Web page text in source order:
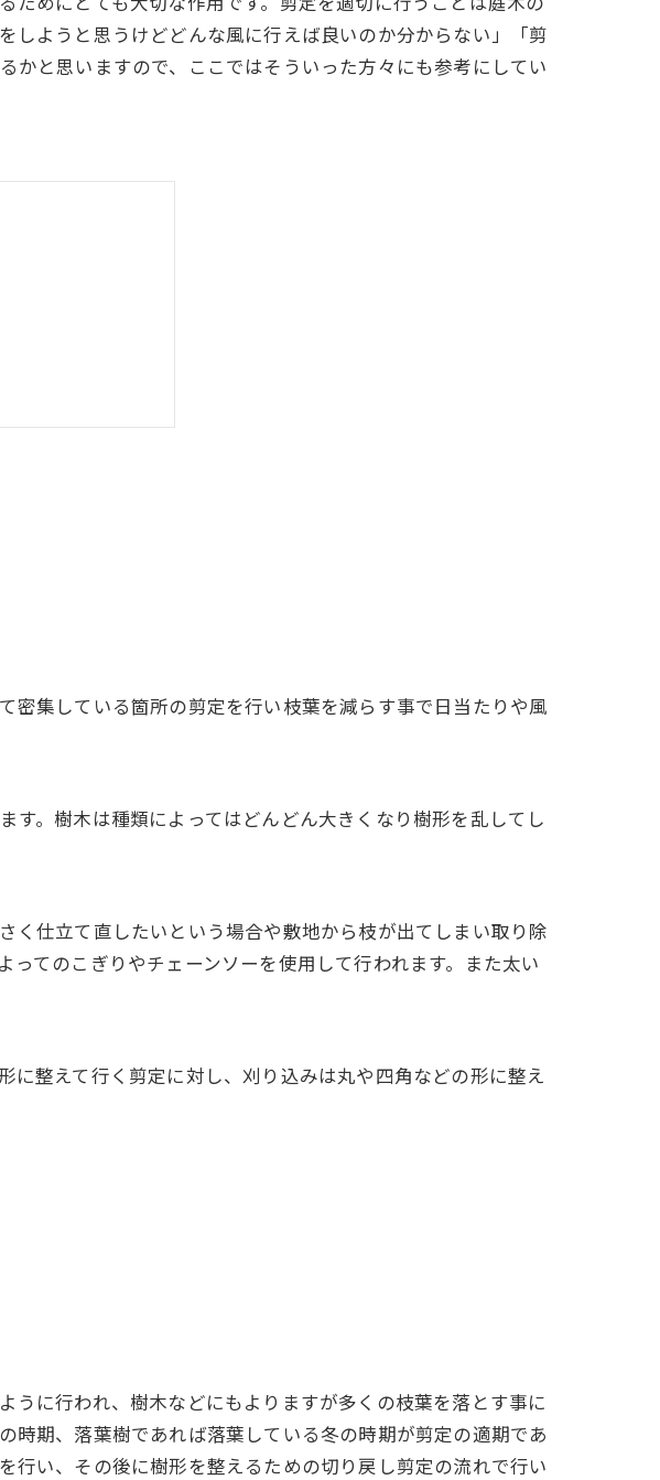
しようと思うけどどんな風に行えば良いのか分からない」「剪
と思いますので、ここではそういった方々にも参考にしてい
密集している箇所の剪定を行い枝葉を減らす事で日当たりや風
。樹木は種類によってはどんどん大きくなり樹形を乱してし
く仕立て直したいという場合や敷地から枝が出てしまい取り除
てのこぎりやチェーンソーを使用して行われます。また太い
整えて行く剪定に対し、刈り込みは丸や四角などの形に整え
に行われ、樹木などにもよりますが多くの枝葉を落とす事に
時期、落葉樹であれば落葉している冬の時期が剪定の適期であ
行い、その後に樹形を整えるための切り戻し剪定の流れで行い